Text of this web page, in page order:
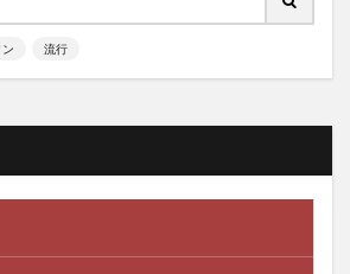
流行